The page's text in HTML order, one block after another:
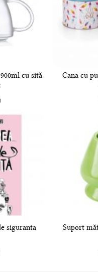
cu sită
Cana cu
siguranta Suport